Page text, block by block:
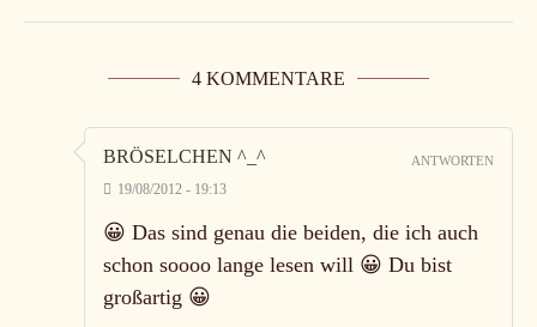
4 KOMMENTARE
BRÖSELCHEN ^_^
19/08/2012 - 19:13
😀 Das sind genau die beiden, die ich auch
schon soooo lange lesen will 😀 Du bist
großartig 😀
ANTWORTEN